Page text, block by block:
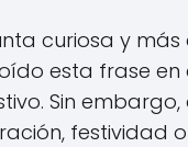
curiosa y
esta frase
Sin
festividad